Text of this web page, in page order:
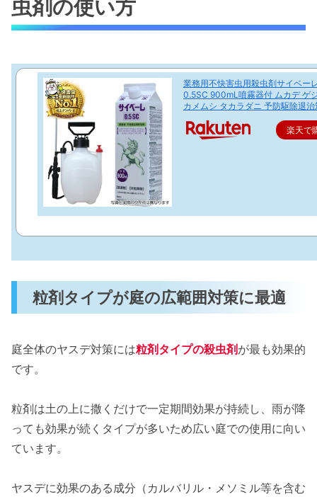
虫剤の使い方
業務用不快害虫用殺虫剤サイベー
0.5SC 900mL噴霧器付 ムカデ ゲ
カメムシ タカラダニ 予防駆除退治
楽天で
粒剤タイプが庭の広範囲対策に最適
庭全体のヤスデ対策には粒剤タイプの殺虫剤が最も効果的
です。
粒剤は土の上に撒くだけで一定期間効果が持続し、雨が降
っても効果が続くタイプが多いため広い庭での使用に向い
ています。
ヤスデに効果のある成分（カルバリル・メソミル等を含む